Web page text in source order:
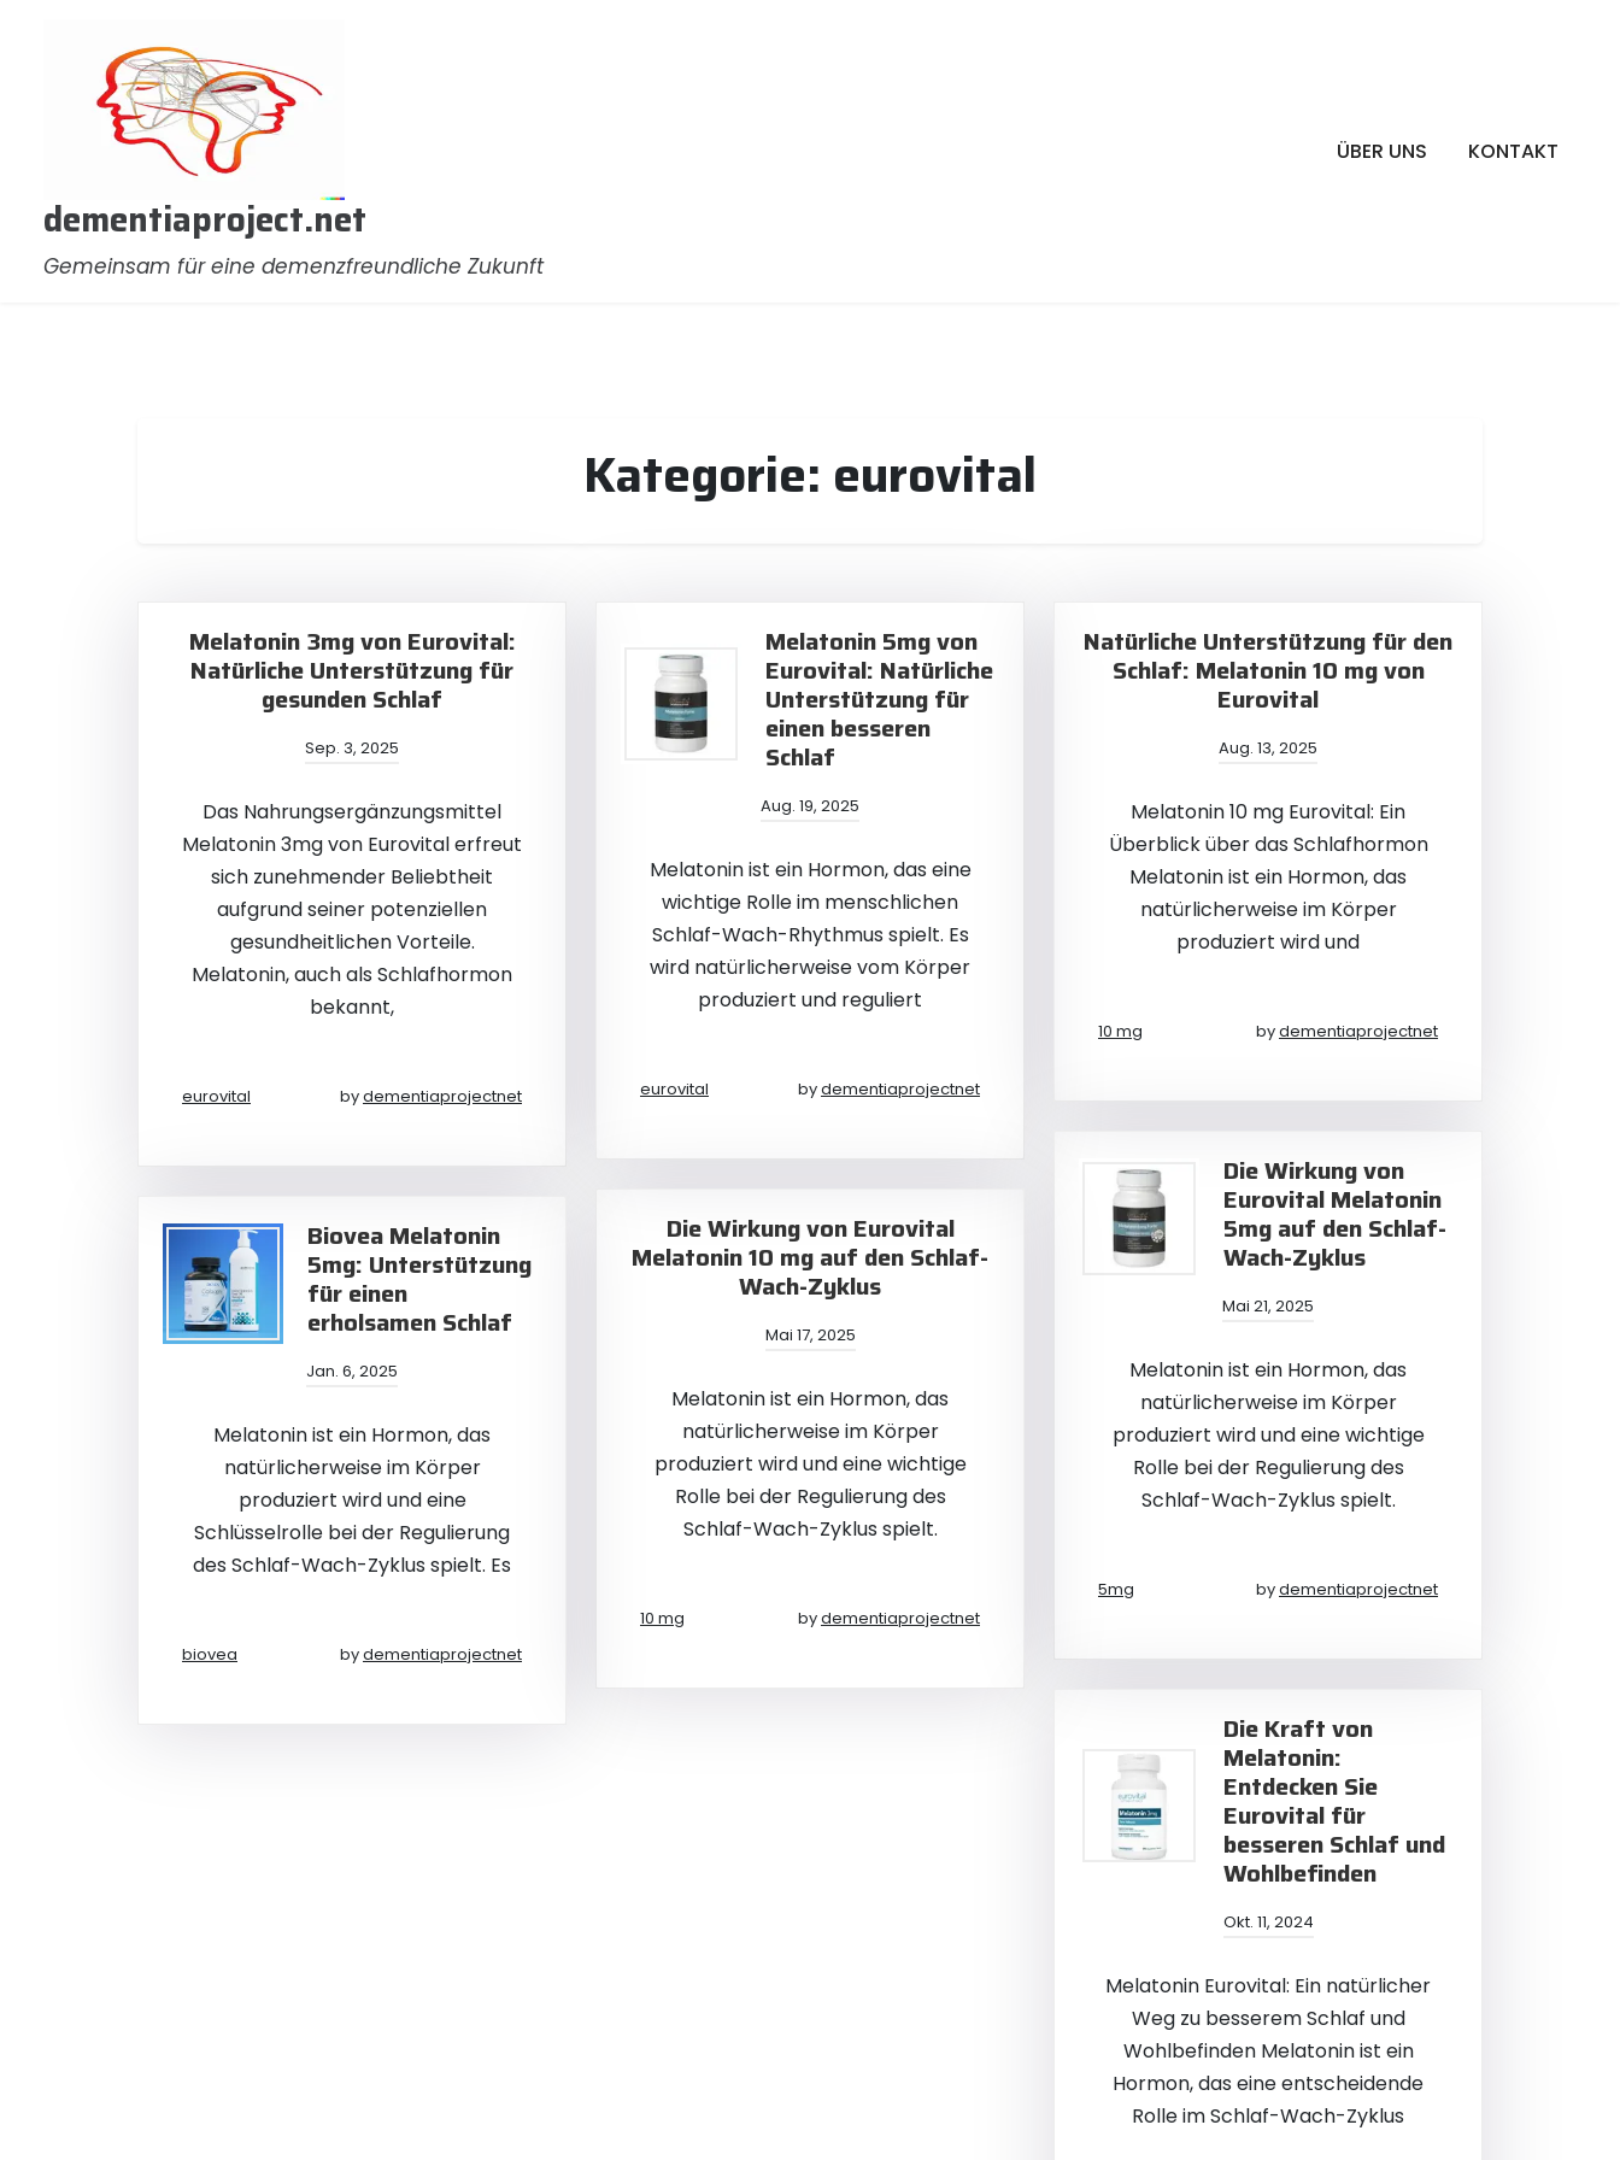
dementiaproject.net
Gemeinsam für eine demenzfreundliche Zukunft
ÜBER UNS KONTAKT
Kategorie: eurovital
Melatonin 3mg von Eurovital:
Natürliche Unterstützung für
gesunden Schlaf
Sep. 3, 2025
Das Nahrungsergänzungsmittel
Melatonin 3mg von Eurovital erfreut
sich zunehmender Beliebtheit
aufgrund seiner potenziellen
gesundheitlichen Vorteile.
Melatonin, auch als Schlafhormon
bekannt,
eurovital bydementiaprojectnet
Melatonin 5mg von
Eurovital: Natürliche
Unterstützung für
einen besseren
Schlaf
Aug. 19, 2025
Melatonin ist ein Hormon, das eine
wichtige Rolle im menschlichen
Schlaf-Wach-Rhythmus spielt. Es
wird natürlicherweise vom Körper
produziert und reguliert
eurovital bydementiaprojectnet
Natürliche Unterstützung für den
Schlaf: Melatonin 10 mg von
Eurovital
Aug. 13, 2025
Melatonin 10 mg Eurovital: Ein
Überblick über das Schlafhormon
Melatonin ist ein Hormon, das
natürlicherweise im Körper
produziert wird und
10 mg bydementiaprojectnet
Die Wirkung von
Eurovital Melatonin
5mg auf den Schlaf-
Wach-Zyklus
Mai 21, 2025
Melatonin ist ein Hormon, das
natürlicherweise im Körper
produziert wird und eine wichtige
Rolle bei der Regulierung des
Schlaf-Wach-Zyklus spielt.
5mg bydementiaprojectnet
Die Wirkung von Eurovital
Melatonin 10 mg auf den Schlaf-
Wach-Zyklus
Mai 17, 2025
Melatonin ist ein Hormon, das
natürlicherweise im Körper
produziert wird und eine wichtige
Rolle bei der Regulierung des
Schlaf-Wach-Zyklus spielt.
10 mg bydementiaprojectnet
Biovea Melatonin
5mg: Unterstützung
für einen
erholsamen Schlaf
Jan. 6, 2025
Melatonin ist ein Hormon, das
natürlicherweise im Körper
produziert wird und eine
Schlüsselrolle bei der Regulierung
des Schlaf-Wach-Zyklus spielt. Es
biovea bydementiaprojectnet
Die Kraft von
Melatonin:
Entdecken Sie
Eurovital für
besseren Schlaf und
Wohlbefinden
Okt. 11, 2024
Melatonin Eurovital: Ein natürlicher
Weg zu besserem Schlaf und
Wohlbefinden Melatonin ist ein
Hormon, das eine entscheidende
Rolle im Schlaf-Wach-Zyklus